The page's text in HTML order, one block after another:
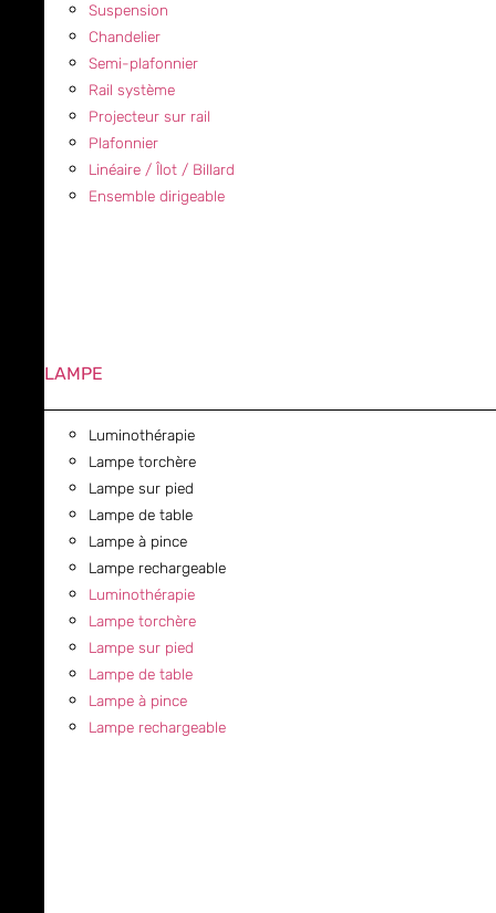
Suspension
Chandelier
Semi-plafonnier
Rail système
Projecteur sur rail
Plafonnier
Linéaire / Îlot / Billard
Ensemble dirigeable
LAMPE
Luminothérapie
Lampe torchère
Lampe sur pied
Lampe de table
Lampe à pince
Lampe rechargeable
Luminothérapie
Lampe torchère
Lampe sur pied
Lampe de table
Lampe à pince
Lampe rechargeable